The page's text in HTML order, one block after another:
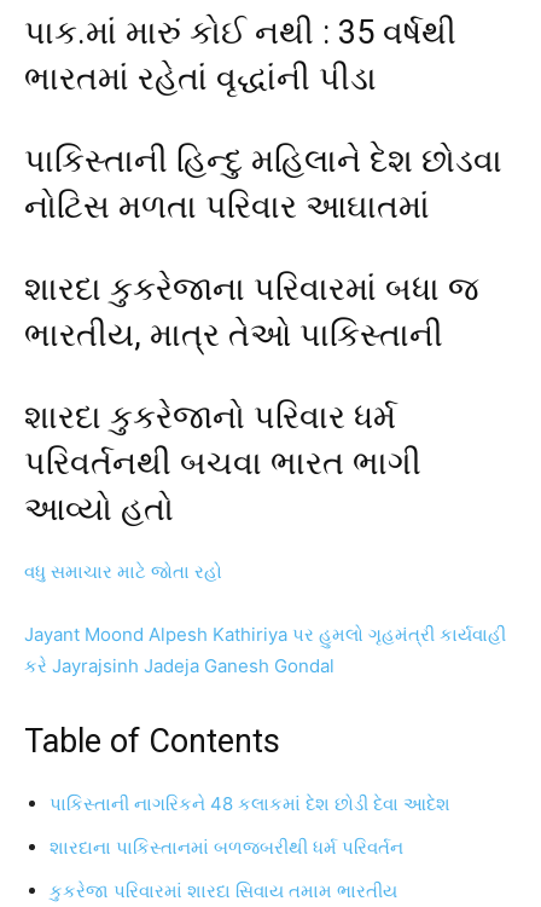
પાક.માં મારું કોઈ નથી : 35 વર્ષથી
ભારતમાં રહેતાં વૃદ્ધાંની પીડા
પાકિસ્તાની હિન્દુ મહિલાને દેશ છોડવા
નોટિસ મળતા પરિવાર આઘાતમાં
શારદા કુકરેજાના પરિવારમાં બધા જ
ભારતીય, માત્ર તેઓ પાકિસ્તાની
શારદા કુકરેજાનો પરિવાર ધર્મ
પરિવર્તનથી બચવા ભારત ભાગી
આવ્યો હતો
વધુ સમાચાર માટે જોતા રહો
Jayant Moond Alpesh Kathiriya પર હુમલો ગૃહમંત્રી કાર્યવાહી
કરે Jayrajsinh Jadeja Ganesh Gondal
Table of Contents
પાકિસ્તાની નાગરિકને 48 કલાકમાં દેશ છોડી દેવા આદેશ
શારદાના પાકિસ્તાનમાં બળજબરીથી ધર્મ પરિવર્તન
કુકરેજા પરિવારમાં શારદા સિવાય તમામ ભારતીય